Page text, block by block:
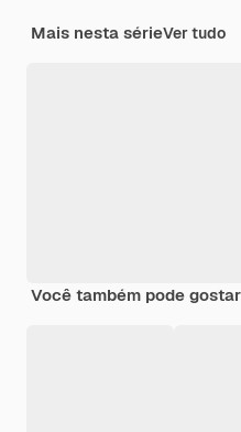
Mais nesta sérieVer tudo
Você também pode